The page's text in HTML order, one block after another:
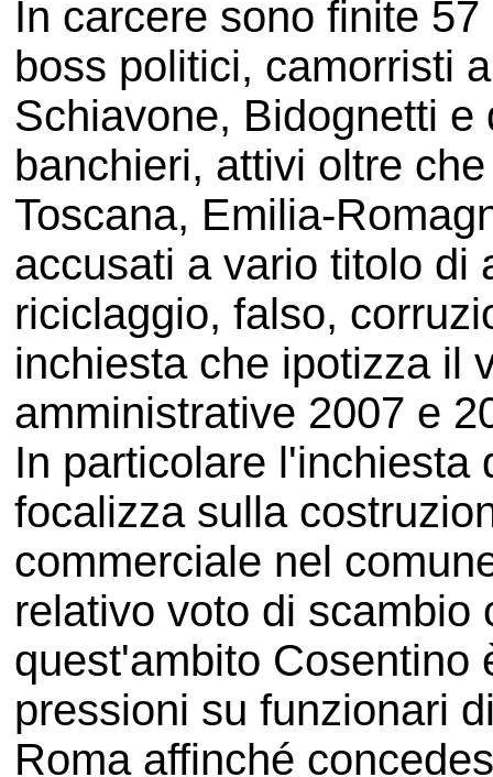
In carcere sono finite
boss politici, camorristi
Schiavone, Bidognetti
banchieri, attivi oltre
Toscana, Emilia-
accusati a vario titolo di
riciclaggio, falso,
inchiesta che ipotizza il
amministrative 2007 e
In particolare l'inchiesta
focalizza sulla
commerciale nel
relativo voto di scambio
quest'ambito Cosentino
pressioni su funzionari
Roma affinché